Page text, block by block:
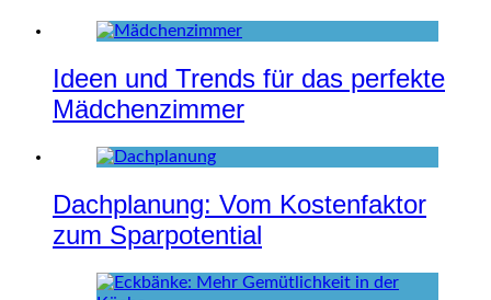
Ideen und Trends für das perfekte
Mädchenzimmer
Dachplanung: Vom Kostenfaktor
zum Sparpotential